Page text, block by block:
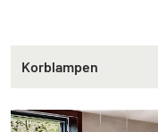
Korblampen